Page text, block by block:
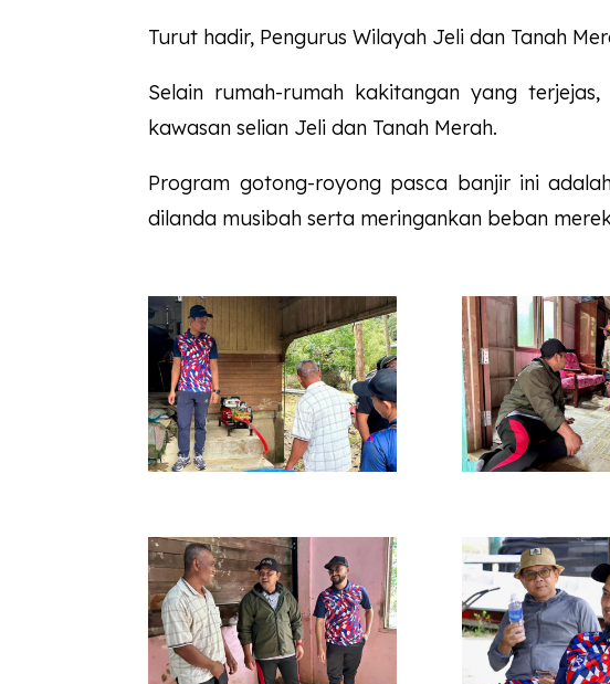
Turut hadir, Pengurus Wilayah Jeli dan Tanah
Selain rumah-rumah kakitangan yang
kawasan selian Jeli dan Tanah Merah.
Program gotong-royong pasca banjir ini
dilanda musibah serta meringankan beban